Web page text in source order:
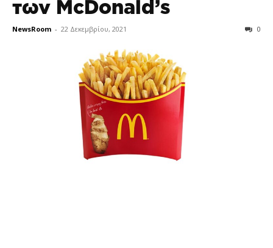
των McDonald’s
NewsRoom - 22 Δεκεμβρίου, 2021 0